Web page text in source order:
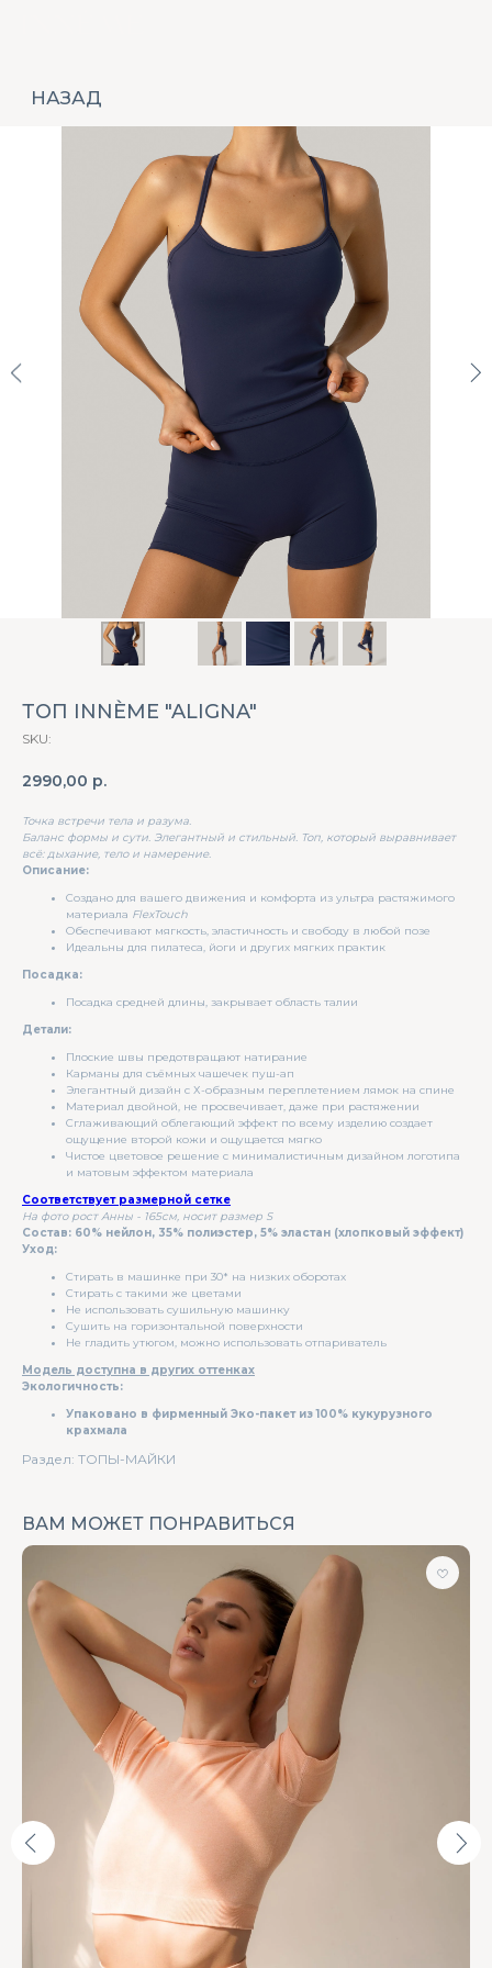
ТОП INNÈME "ALIGNA"
SKU:
2990,00 р.
Точка встречи тела и разума.
Баланс формы и сути. Элегантный и стильный. Топ, который выравнивает
всё: дыхание, тело и намерение.
Описание:
Создано для вашего движения и комфорта из ультра растяжимого
материала FlexTouch
Обеспечивают мягкость, эластичность и свободу в любой позе
Идеальны для пилатеса, йоги и других мягких практик
Посадка:
Посадка средней длины, закрывает область талии
Детали:
Плоские швы предотвращают натирание
Карманы для съёмных чашечек пуш-ап
Элегантный дизайн с Х-образным переплетением лямок на спине
Материал двойной, не просвечивает, даже при растяжении
Сглаживающий облегающий эффект по всему изделию создает
ощущение второй кожи и ощущается мягко
Чистое цветовое решение с минималистичным дизайном логотипа
и матовым эффектом материала
Соответствует размерной сетке
На фото рост Анны - 165см, носит размер S
Состав: 60% нейлон, 35% полиэстер, 5% эластан (хлопковый эффект)
Уход:
Стирать в машинке при 30* на низких оборотах
Стирать с такими же цветами
Не использовать сушильную машинку
Сушить на горизонтальной поверхности
Не гладить утюгом, можно использовать отпариватель
Модель доступна в других оттенках
Экологичность:
Упаковано в фирменный Эко-пакет из 100% кукурузного
крахмала
Раздел: ТОПЫ-МАЙКИ
ВАМ МОЖЕТ ПОНРАВИТЬСЯ